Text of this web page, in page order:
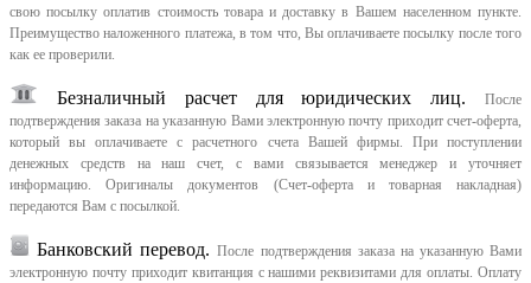
свою посылку оплатив стоимость товара и доставку в Вашем населенном пункте.
Преимущество наложенного платежа, в том что, Вы оплачиваете посылку после того
как ее проверили.
Безналичный расчет для юридических лиц.
После
подтверждения заказа на указанную Вами электронную почту приходит счет-оферта,
который вы оплачиваете с расчетного счета Вашей фирмы. При поступлении
денежных средств на наш счет, с вами связывается менеджер и уточняет
информацию. Оригиналы документов (Счет-оферта и товарная накладная)
передаются Вам с посылкой.
Банковский перевод. После подтверждения заказа на указанную Вами
электронную почту приходит квитанция с нашими реквизитами для оплаты. Оплату